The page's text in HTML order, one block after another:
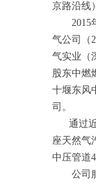
京路沿线
2015年
气公司（
气实业（
股东中燃
十堰东风
司。
通过近7
座天然气
中压管道
公司服